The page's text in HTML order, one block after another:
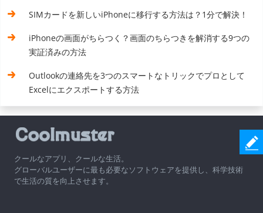
SIMカードを新しいiPhoneに移行する方法は？1分で解決！
iPhoneの画面がちらつく？画面のちらつきを解消する9つの
実証済みの方法
Outlookの連絡先を3つのスマートなトリックでプロとして
Excelにエクスポートする方法
クールなアプリ、クールな生活。
グローバルユーザーに最も必要なソフトウェアを提供し、科学技術
で生活の質を向上させます。